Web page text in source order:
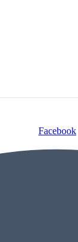
Facebook